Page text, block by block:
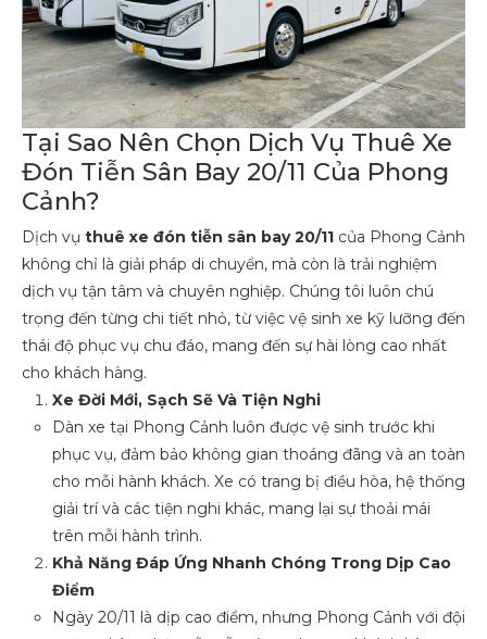
Tại Sao Nên Chọn Dịch Vụ Thuê Xe
Đón Tiễn Sân Bay 20/11 Của Phong
Cảnh?
Dịch vụ thuê xe đón tiễn sân bay 20/11 của Phong Cảnh
không chỉ là giải pháp di chuyển, mà còn là trải nghiệm
dịch vụ tận tâm và chuyên nghiệp. Chúng tôi luôn chú
trọng đến từng chi tiết nhỏ, từ việc vệ sinh xe kỹ lưỡng đến
thái độ phục vụ chu đáo, mang đến sự hài lòng cao nhất
cho khách hàng.
Xe Đời Mới, Sạch Sẽ Và Tiện Nghi
Dàn xe tại Phong Cảnh luôn được vệ sinh trước khi
phục vụ, đảm bảo không gian thoáng đãng và an toàn
cho mỗi hành khách. Xe có trang bị điều hòa, hệ thống
giải trí và các tiện nghi khác, mang lại sự thoải mái
trên mỗi hành trình.
Khả Năng Đáp Ứng Nhanh Chóng Trong Dịp Cao
Điểm
Ngày 20/11 là dịp cao điểm, nhưng Phong Cảnh với đội